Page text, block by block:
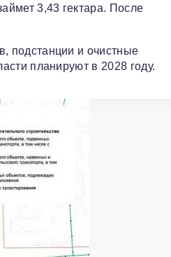
3,43 гектара. После
подстанции и очистные
планируют в 2028 году.